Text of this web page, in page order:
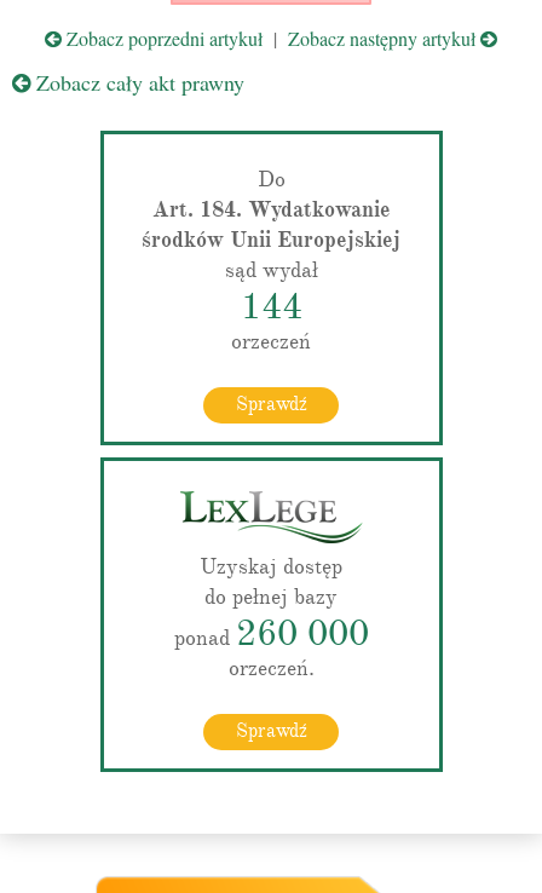
Zobacz poprzedni artykuł | Zobacz następny artykuł
Zobacz cały akt prawny
Do
Art. 184. Wydatkowanie
środków Unii Europejskiej
sąd wydał
144
orzeczeń
Sprawdź
Uzyskaj dostęp
do pełnej bazy
ponad 260 000
orzeczeń.
Sprawdź